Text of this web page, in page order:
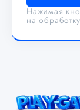
Нажимая
на